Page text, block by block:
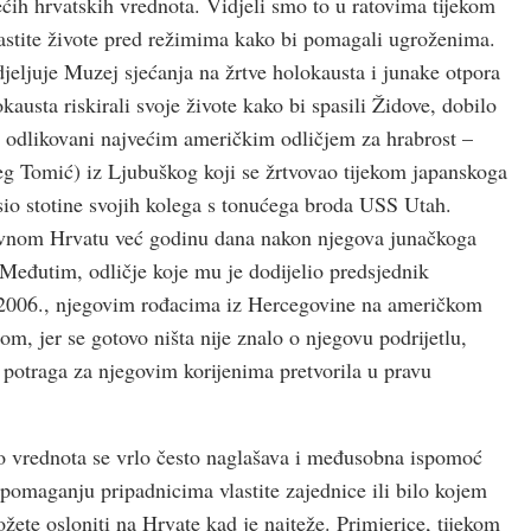
živote pred režimima kako bi pomagali ugroženima.
Muzej sjećanja na žrtve holokausta i junake otpora
riskirali svoje živote kako bi spasili Židove, dobilo
najvećim američkim odličjem za hrabrost –
Tomić) iz Ljubuškog koji se žrtvovao tijekom japanskoga
stotine svojih kolega s tonućega broda USS Utah.
Hrvatu već godinu dana nakon njegova junačkoga
odličje koje mu je dodijelio predsjednik
njegovim rođacima iz Hercegovine na američkom
jer se gotovo ništa nije znalo o njegovu podrijetlu,
za njegovim korijenima pretvorila u pravu
se vrlo često naglašava i međusobna ispomoć
pripadnicima vlastite zajednice ili bilo kojem
osloniti na Hrvate kad je najteže. Primjerice, tijekom